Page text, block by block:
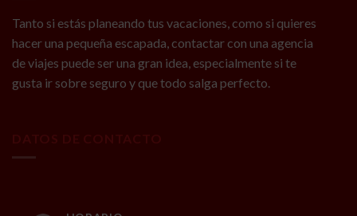
Tanto si estás planeando tus vacaciones, como si quieres
hacer una pequeña escapada, contactar con una agencia
de viajes puede ser una gran idea, especialmente si te
gusta ir sobre seguro y que todo salga perfecto.